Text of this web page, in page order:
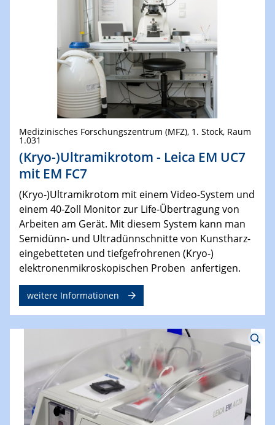
Medizinisches Forschungszentrum (MFZ), 1. Stock, Raum
1.031
(Kryo-)Ultramikrotom - Leica EM UC7
mit EM FC7
(Kryo-)Ultramikrotom mit einem Video-System und
einem 40-Zoll Monitor zur Life-Übertragung von
Arbeiten am Gerät. Mit diesem System kann man
Semidünn- und Ultradünnschnitte von Kunstharz-
eingebetteten und tiefgefrohrenen (Kryo-)
elektronenmikroskopischen Proben anfertigen.
weitere Informationen